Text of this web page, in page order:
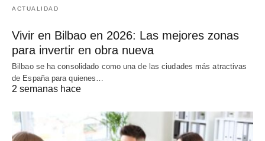
ACTUALIDAD
Vivir en Bilbao en 2026: Las mejores zonas
para invertir en obra nueva
Bilbao se ha consolidado como una de las ciudades más atractivas
de España para quienes…
2 semanas hace